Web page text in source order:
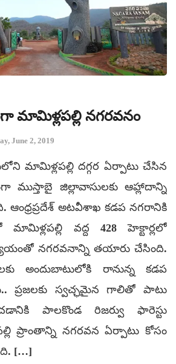
మామిళ్లపల్లి నగరవనం
June 2, 2019
మామిళ్లపల్లి దగ్గర ఏర్పాటు చేసిన
ముస్తాబై జిల్లావాసులకు ఆహ్లాదాన్ని
ఆంధ్రప్రదేశ్‌ అటవీశాఖ కడప నగరానికి
మామిళ్లపల్లి వద్ద 428 హెక్టార్లలో
వ్యయంతో నగరవనాన్ని తయారు చేసింది.
అందుబాటులోకి రానున్న కడప
ప్రజలకు స్వచ్ఛమైన గాలితో పాటు
పాలకొండ రిజర్వు ఫారెస్టు
ప్రాంతాన్ని నగరవన ఏర్పాటు కోసం
[…]